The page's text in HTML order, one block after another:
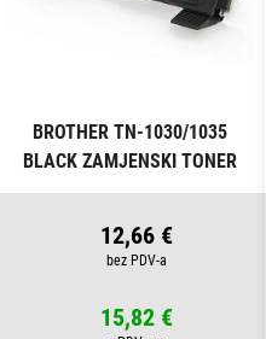
BROTHER TN-1030/1035
BLACK ZAMJENSKI TONER
12,66 €
15,82 €